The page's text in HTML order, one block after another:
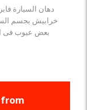
دهان السيارة
خرابيش بجسم
بعض عيوب فى الدهان - عداد 21,155